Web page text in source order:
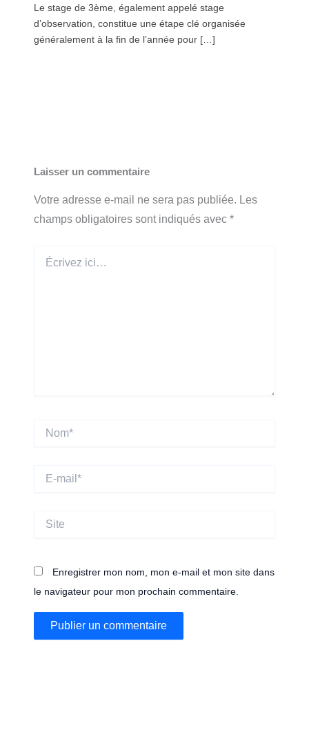
Le stage de 3ème, également appelé stage
d’observation, constitue une étape clé organisée
généralement à la fin de l’année pour […]
Laisser un commentaire
Votre adresse e-mail ne sera pas publiée. Les
champs obligatoires sont indiqués avec *
ici…
Nom*
mail*
Site
Enregistrer mon nom, mon e-mail et mon site dans
le navigateur pour mon prochain commentaire.